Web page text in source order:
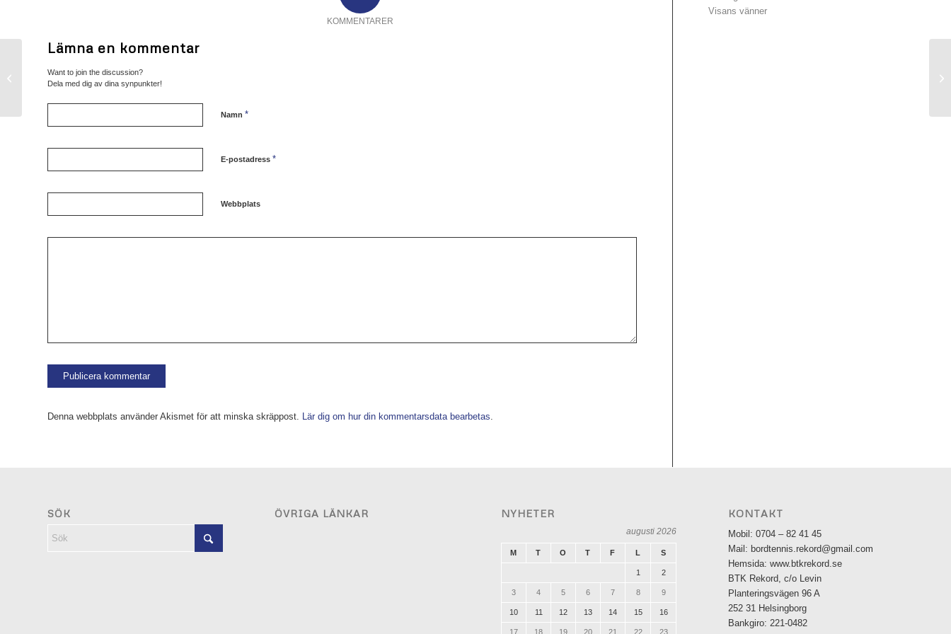
KOMMENTARER
Lämna en kommentar
Want to join the discussion?
Dela med dig av dina synpunkter!
Namn *
E-postadress *
Webbplats
Denna webbplats använder Akismet för att minska skräppost. Lär dig om hur din kommentarsdata bearbetas.
Visans vänner
SÖK ÖVRIGA LÄNKAR NYHETER
augusti 2026
M T O T F L S
1 2
3 4 5 6 7 8 9
10 11 12 13 14 15 16
17 18 19 20 21 22 23
KONTAKT
Mobil: 0704 – 82 41 45
Mail: bordtennis.rekord@gmail.com
Hemsida: www.btkrekord.se
BTK Rekord, c/o Levin
Planteringsvägen 96 A
252 31 Helsingborg
Bankgiro: 221-0482
Höstlov